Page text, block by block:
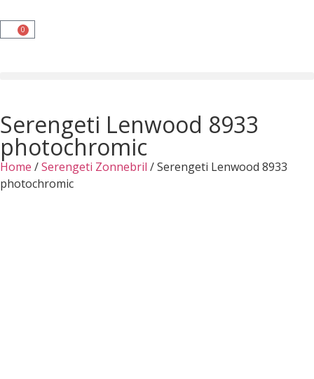
0
Serengeti Lenwood 8933
photochromic
Home /Serengeti Zonnebril / Serengeti Lenwood 8933
photochromic